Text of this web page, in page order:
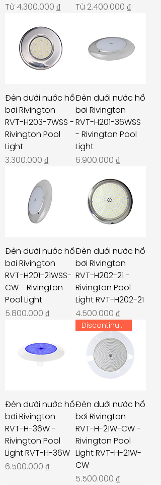
Từ 4.300.000 ₫
Giá bán rẻ
Từ 2.400.000 ₫
Giá bán rẻ
Đèn dưới nước hồ
bơi Rivington
RVT-H203-7WSS -
Rivington Pool
Light
Giá
3.300.000 ₫
Đèn dưới nước hồ
bơi Rivington
RVT-H201-36WSS
- Rivington Pool
Light
Giá
6.900.000 ₫
Đèn dưới nước hồ
bơi Rivington
RVT-H201-21WSS-
CW - Rivington
Pool Light
Giá
5.800.000 ₫
Đèn dưới nước hồ
bơi Rivington
RVT-H202-21 -
Rivington Pool
Light RVT-H202-21
Giá
4.500.000 ₫
Đèn dưới nước hồ
bơi Rivington
RVT-H-36W -
Rivington Pool
Light RVT-H-36W
Giá
6.500.000 ₫
Discontinued
Đèn dưới nước hồ
bơi Rivington
RVT-H-21W-CW -
Rivington Pool
Light RVT-H-21W-
CW
Giá
5.500.000 ₫